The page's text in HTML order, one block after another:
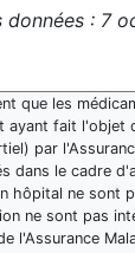
données : 7
que les
ayant fait l'objet
par
dans le cadre
hôpital ne sont
ne sont pas
l'Assurance